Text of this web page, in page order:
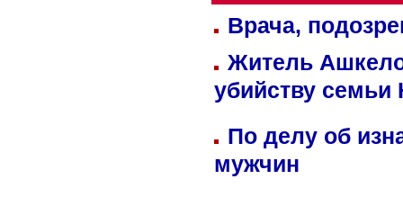
Врача,
Житель
убийству семьи
По делу об
мужчин